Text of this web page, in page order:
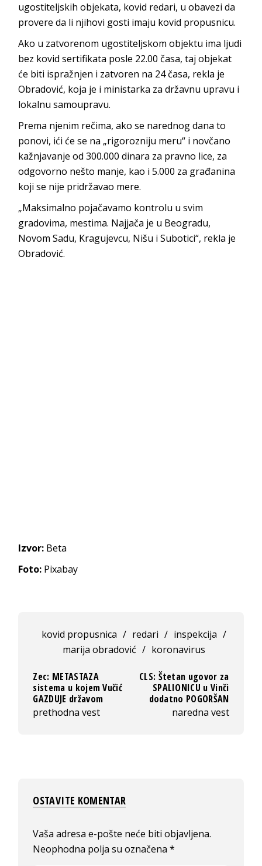
ugostiteljskih objekata, kovid redari, u obavezi da
provere da li njihovi gosti imaju kovid propusnicu.
Ako u zatvorenom ugostiteljskom objektu ima ljudi
bez kovid sertifikata posle 22.00 časa, taj objekat
će biti ispražnjen i zatvoren na 24 časa, rekla je
Obradović, koja je i ministarka za državnu upravu i
lokalnu samoupravu.
Prema njenim rečima, ako se narednog dana to
ponovi, ići će se na „rigorozniju meru“ i novčano
kažnjavanje od 300.000 dinara za pravno lice, za
odgovorno nešto manje, kao i 5.000 za građanina
koji se nije pridržavao mere.
„Maksimalno pojačavamo kontrolu u svim
gradovima, mestima. Najjača je u Beogradu,
Novom Sadu, Kragujevcu, Nišu i Subotici“, rekla je
Obradović.
Izvor: Beta
Foto: Pixabay
kovid propusnica / redari / inspekcija /
marija obradović / koronavirus
Zec: METASTAZA
sistema u kojem Vučić
GAZDUJE državom
prethodna vest
CLS: Štetan ugovor za
SPALIONICU u Vinči
dodatno POGORŠAN
naredna vest
OSTAVITE KOMENTAR
Vaša adresa e-pošte neće biti objavljena.
Neophodna polja su označena*